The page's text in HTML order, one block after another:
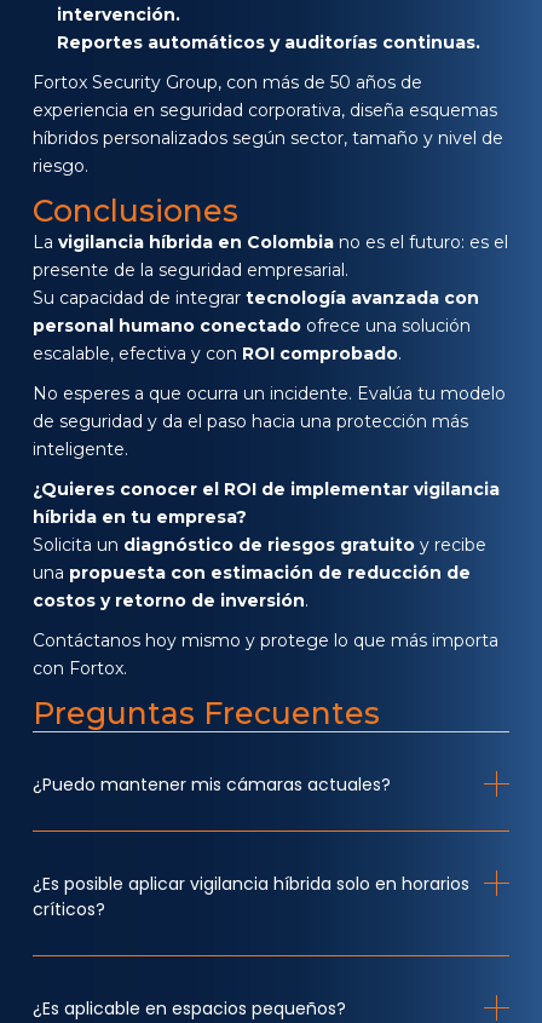
intervención.
Reportes automáticos y auditorías continuas.
Fortox Security Group, con más de 50 años de
experiencia en seguridad corporativa, diseña esquemas
híbridos personalizados según sector, tamaño y nivel de
riesgo.
Conclusiones
La vigilancia híbrida en Colombiano es el futuro: es el
presente de la seguridad empresarial.
Su capacidad de integrar tecnología avanzada con
personal humano conectadoofrece una solución
escalable, efectiva y con ROI comprobado.
No esperes a que ocurra un incidente. Evalúa tu modelo
de seguridad y da el paso hacia una protección más
inteligente.
¿Quieres conocer el ROI de implementar vigilancia
híbrida en tu empresa?
Solicita un diagnóstico de riesgos gratuitoy recibe
una propuesta con estimación de reducción de
costos y retorno de inversión.
Contáctanos hoy mismo y protege lo que más importa
con Fortox.
Preguntas Frecuentes
¿Puedo mantener mis cámaras actuales?
¿Es posible aplicar vigilancia híbrida solo en horarios
críticos?
¿Es aplicable en espacios pequeños?